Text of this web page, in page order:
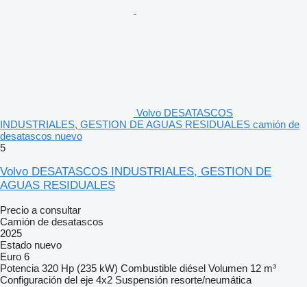
Volvo DESATASCOS
INDUSTRIALES, GESTION DE AGUAS RESIDUALES camión de
desatascos nuevo
5
Volvo DESATASCOS INDUSTRIALES, GESTION DE
AGUAS RESIDUALES
Precio a consultar
Camión de desatascos
2025
Estado nuevo
Euro 6
Potencia 320 Hp (235 kW) Combustible diésel Volumen 12 m³
Configuración del eje 4x2 Suspensión resorte/neumática